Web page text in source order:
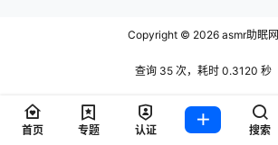
Copyright © 2026asmr助眠网
查询 35 次，耗时 0.3120 秒
首页 专题 认证 搜索